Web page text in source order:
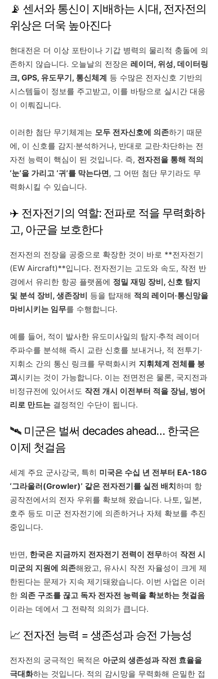
📡 센서와 통신이 지배하는 시대, 전자전의
위상은 더욱 높아진다
현대전은 더 이상 포탄이나 기갑 병력의 물리적 충돌에 의
존하지 않습니다. 오늘날의 전장은 레이더, 위성, 데이터링
크, GPS, 유도무기, 통신체계 등 수많은 전자신호 기반의
시스템들이 정보를 주고받고, 이를 바탕으로 실시간 대응
이 이뤄집니다.
이러한 첨단 무기체계는 모두 전자신호에 의존하기 때문
에, 이 신호를 감지·분석하거나, 반대로 교란·차단하는 전
자전 능력이 핵심이 된 것입니다. 즉, 전자전을 통해 적의
‘눈’을 가리고 ‘귀’를 막는다면, 그 어떤 첨단 무기라도 무
력화시킬 수 있습니다.
✈️ 전자전기의 역할: 전파로 적을 무력화하
고, 아군을 보호한다
전자전의 전장을 공중으로 확장한 것이 바로 **전자전기
(EW Aircraft)**입니다. 전자전기는 고도와 속도, 작전 반
경에서 유리한 항공 플랫폼에 정밀 재밍 장비, 신호 탐지
및 분석 장비, 생존장비 등을 탑재해 적의 레이더·통신망을
마비시키는 임무를 수행합니다.
예를 들어, 적이 발사한 유도미사일의 탐지·추적 레이더
주파수를 분석해 즉시 교란 신호를 보내거나, 적 전투기·
지휘소 간의 통신 링크를 무력화시켜 지휘체계 전체를 붕
괴시키는 것이 가능합니다. 이는 전면전은 물론, 국지전과
비정규전에 있어서도 작전 개시 이전부터 적을 장님, 벙어
리로 만드는 결정적인 수단이 됩니다.
🛰️ 미군은 벌써 decades ahead… 한국은
이제 첫걸음
세계 주요 군사강국, 특히 미국은 수십 년 전부터 EA-18G
‘그라울러(Growler)’ 같은 전자전기를 실전 배치하며 항
공작전에서의 전자 우위를 확보해 왔습니다. 나토, 일본,
호주 등도 미군 전자전기에 의존하거나 자체 확보를 추진
중입니다.
반면, 한국은 지금까지 전자전기 전력이 전무하여 작전 시
미군의 지원에 의존해왔고, 유사시 작전 자율성이 크게 제
한된다는 문제가 지속 제기돼왔습니다. 이번 사업은 이러
한 의존 구조를 끊고 독자 전자전 능력을 확보하는 첫걸음
이라는 데에서 그 전략적 의의가 큽니다.
📈 전자전 능력 = 생존성과 승전 가능성
전자전의 궁극적인 목적은 아군의 생존성과 작전 효율을
극대화하는 것입니다. 적의 감시망을 무력화해 은밀한 접